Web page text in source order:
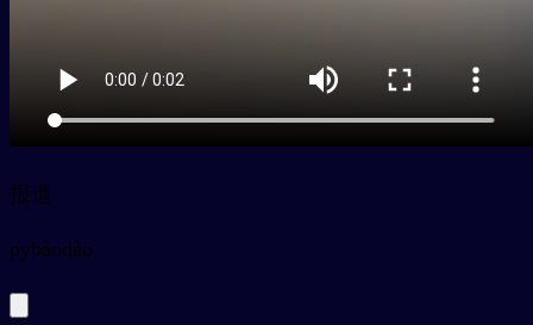
报道
pybàodào